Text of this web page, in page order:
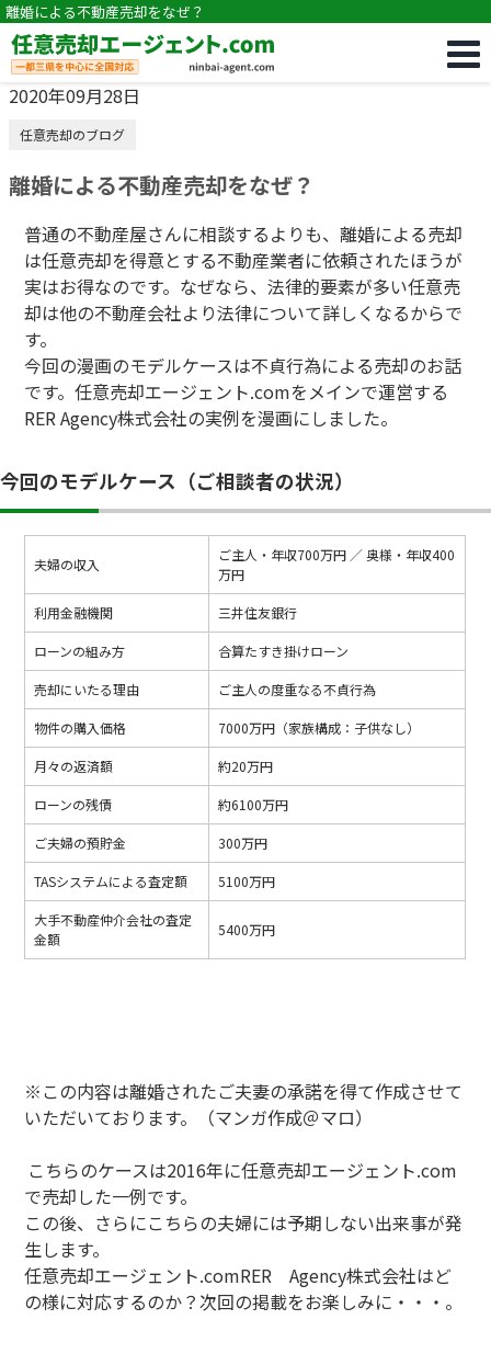
離婚による不動産売却をなぜ？
2020年09月28日
任意売却のブログ
離婚による不動産売却をなぜ？
普通の不動産屋さんに相談するよりも、離婚による売却
は任意売却を得意とする不動産業者に依頼されたほうが
実はお得なのです。なぜなら、法律的要素が多い任意売
却は他の不動産会社より法律について詳しくなるからで
す。
今回の漫画のモデルケースは不貞行為による売却のお話
です。任意売却エージェント.comをメインで運営する
RER Agency株式会社の実例を漫画にしました。
今回のモデルケース（ご相談者の状況）
夫婦の収入
ご主人・年収700万円 ／ 奥様・年収400
万円
利用金融機関 三井住友銀行
ローンの組み方 合算たすき掛けローン
売却にいたる理由 ご主人の度重なる不貞行為
物件の購入価格 7000万円（家族構成：子供なし）
月々の返済額 約20万円
ローンの残債 約6100万円
ご夫婦の預貯金 300万円
TASシステムによる査定額 5100万円
大手不動産仲介会社の査定
金額
5400万円
※この内容は離婚されたご夫妻の承諾を得て作成させて
いただいております。（マンガ作成＠マロ）
こちらのケースは2016年に任意売却エージェント.com
で売却した一例です。
この後、さらにこちらの夫婦には予期しない出来事が発
生します。
任意売却エージェント.comRER Agency株式会社はど
の様に対応するのか？次回の掲載をお楽しみに・・・。